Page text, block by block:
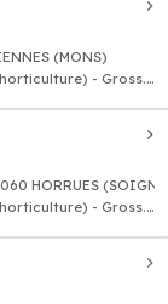
(MONS)
- Gross.
HORRUES
- Gross.